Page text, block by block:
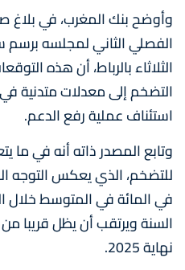
وأوضح بنك المغرب، في بلاغ
الثلاثاء بالرباط، أن هذه
التضخم إلى معدلات متدنية في
استئناف عملية رفع الدعم.
وتابع المصدر ذاته أنه في
في المائة في المتوسط خلال
السنة ويرتقب أن يظل قريبا
نهاية 2025.